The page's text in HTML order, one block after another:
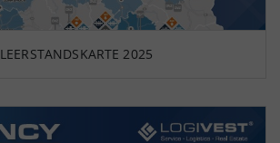
LEERSTANDSKARTE 2025